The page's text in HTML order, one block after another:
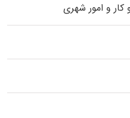
و امور شهری